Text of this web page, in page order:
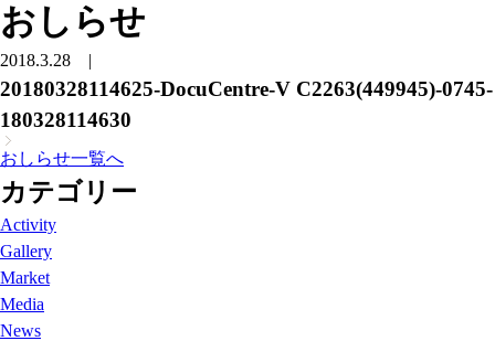
おしらせ
2018.3.28 |
20180328114625-DocuCentre-V C2263(449945)-0745-
180328114630
おしらせ一覧へ
カテゴリー
Activity
Gallery
Market
Media
News